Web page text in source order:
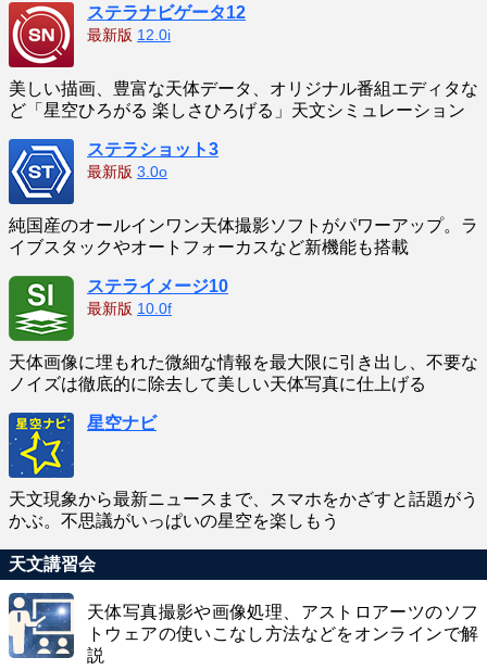
ステラナビゲータ12
最新版 12.0i
美しい描画、豊富な天体データ、オリジナル番組エディタな
ど「星空ひろがる 楽しさひろげる」天文シミュレーション
ステラショット3
最新版 3.0o
純国産のオールインワン天体撮影ソフトがパワーアップ。ラ
イブスタックやオートフォーカスなど新機能も搭載
ステライメージ10
最新版 10.0f
天体画像に埋もれた微細な情報を最大限に引き出し、不要な
ノイズは徹底的に除去して美しい天体写真に仕上げる
星空ナビ
天文現象から最新ニュースまで、スマホをかざすと話題がう
かぶ。不思議がいっぱいの星空を楽しもう
天文講習会
天体写真撮影や画像処理、アストロアーツのソフ
トウェアの使いこなし方法などをオンラインで解
説